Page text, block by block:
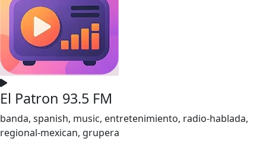
El Patron 93.5 FM
banda, spanish, music, entretenimiento, radio-hablada,
regional-mexican, grupera